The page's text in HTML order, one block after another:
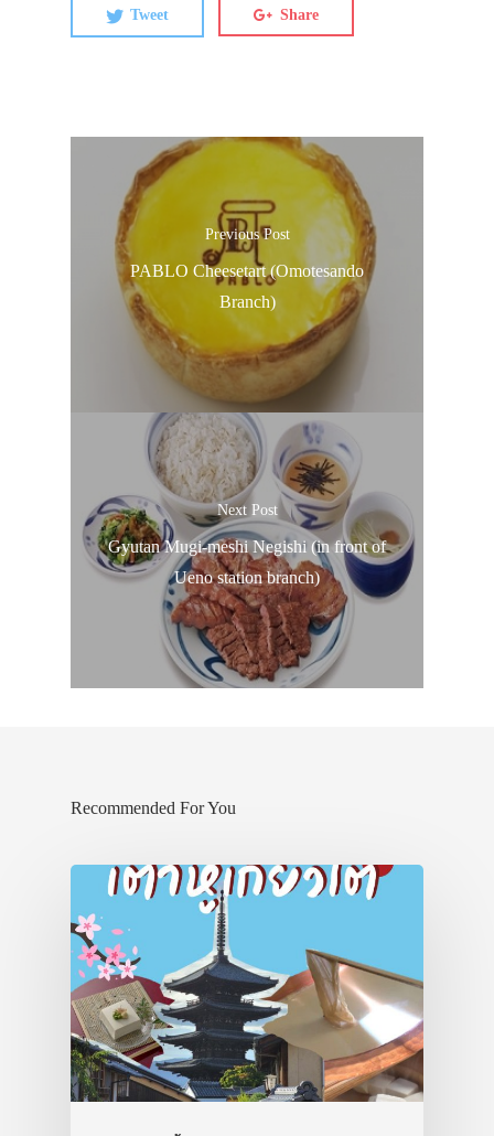
Tweet Share
Previous Post
PABLO Cheesetart (Omotesando
Branch)
Next Post
Gyutan Mugi-meshi Negishi (in front of
Ueno station branch)
Recommended For You